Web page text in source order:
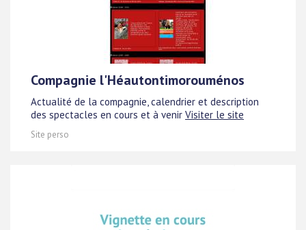
Compagnie l'Héautontimorouménos
Actualité de la compagnie, calendrier et description
des spectacles en cours et à venir Visiter le site
Site perso